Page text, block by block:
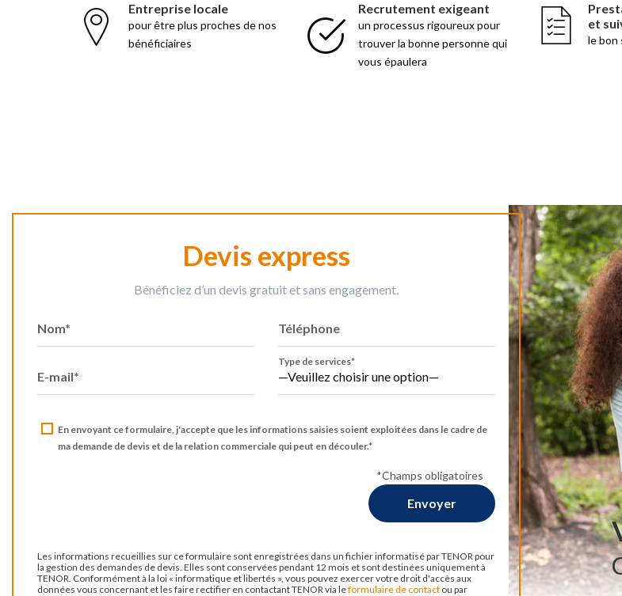
Entreprise locale
pour être plus proches de nos
bénéficiaires
Recrutement exigeant
un processus rigoureux pour
trouver la bonne personne qui
vous épaulera
et
le bon
Devis express
Bénéficiez d’un devis gratuit et sans engagement.
Nom* Téléphone
E-mail*
Type de services*
En envoyant ce formulaire, j'accepte que les informations saisies soient exploitées dans le cadre de
ma demande de devis et de la relation commerciale qui peut en découler.*
*Champs obligatoires
Les informations recueillies sur ce formulaire sont enregistrées dans un fichier informatisé par TENOR pour
la gestion des demandes de devis. Elles sont conservées pendant 12 mois et sont destinées uniquement à
TENOR. Conformément à la loi « informatique et libertés », vous pouvez exercer votre droit d'accès aux
données vous concernant et les faire rectifier en contactant TENOR via leformulaire de contact ou par